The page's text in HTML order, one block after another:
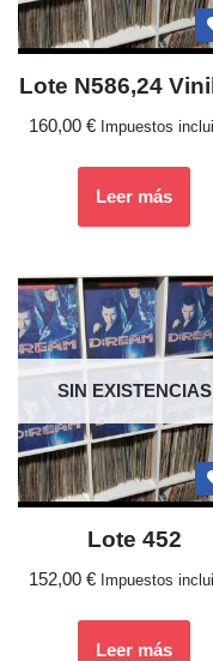
Lote N586,24
160,00 € Impuestos
Leer más
SIN EXISTENCIAS
Lote 452
152,00 € Impuestos
Leer más